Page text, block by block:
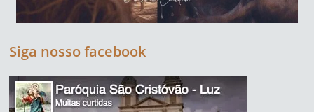
Siga nosso facebook